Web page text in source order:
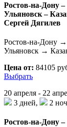
Ростов-на-Дону
Ульяновск –
Сергей Дягилев
Ростов-на-Дону
Ульяновск →
Цена от: 84105
Выбрать
20 апреля - 22
3 дней,
2
Ростов-на-Дону –